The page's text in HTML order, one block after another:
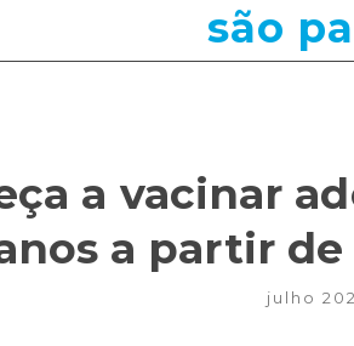
são
a vacinar
a partir de
julho